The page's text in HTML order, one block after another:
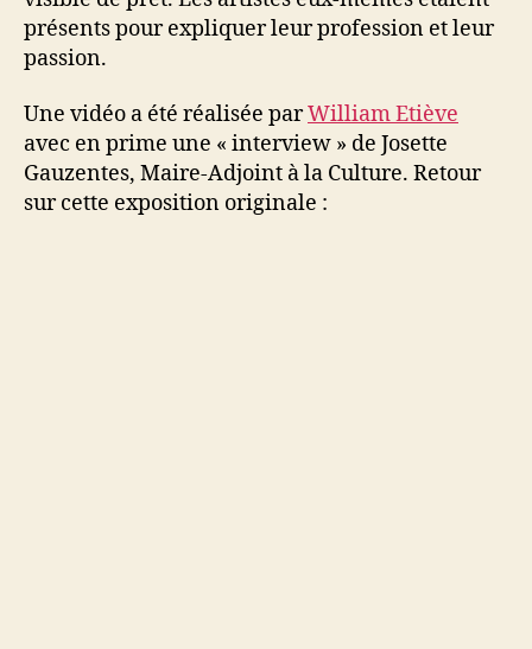
présents pour expliquer leur profession et leur
passion.
Une vidéo a été réalisée parWilliam Etiève
avec en prime une « interview » de Josette
Gauzentes, Maire-Adjoint à la Culture. Retour
sur cette exposition originale :